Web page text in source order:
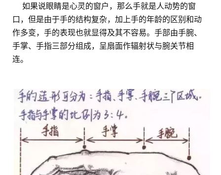
如果说眼睛是心灵的窗户，那么手就是人动势的窗
口，但是由于手的结构复杂，加上手的年龄的区别和动
作多变，手的表现也就显得及其不容易。手部由手腕、
手掌、手指三部分组成，呈扇面作辐射状与腕关节相
连。